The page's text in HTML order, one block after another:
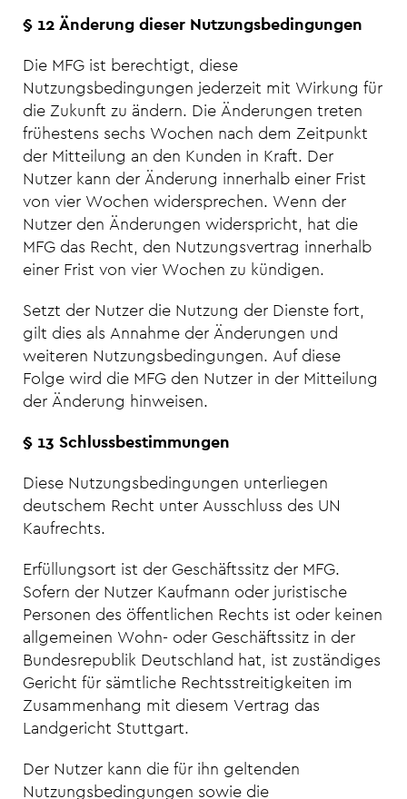
§ 12 Änderung dieser Nutzungsbedingungen
Die MFG ist berechtigt, diese
Nutzungsbedingungen jederzeit mit Wirkung für
die Zukunft zu ändern. Die Änderungen treten
frühestens sechs Wochen nach dem Zeitpunkt
der Mitteilung an den Kunden in Kraft. Der
Nutzer kann der Änderung innerhalb einer Frist
von vier Wochen widersprechen. Wenn der
Nutzer den Änderungen widerspricht, hat die
MFG das Recht, den Nutzungsvertrag innerhalb
einer Frist von vier Wochen zu kündigen.
Setzt der Nutzer die Nutzung der Dienste fort,
gilt dies als Annahme der Änderungen und
weiteren Nutzungsbedingungen. Auf diese
Folge wird die MFG den Nutzer in der Mitteilung
der Änderung hinweisen.
§ 13 Schlussbestimmungen
Diese Nutzungsbedingungen unterliegen
deutschem Recht unter Ausschluss des UN
Kaufrechts.
Erfüllungsort ist der Geschäftssitz der MFG.
Sofern der Nutzer Kaufmann oder juristische
Personen des öffentlichen Rechts ist oder keinen
allgemeinen Wohn- oder Geschäftssitz in der
Bundesrepublik Deutschland hat, ist zuständiges
Gericht für sämtliche Rechtsstreitigkeiten im
Zusammenhang mit diesem Vertrag das
Landgericht Stuttgart.
Der Nutzer kann die für ihn geltenden
Nutzungsbedingungen sowie die